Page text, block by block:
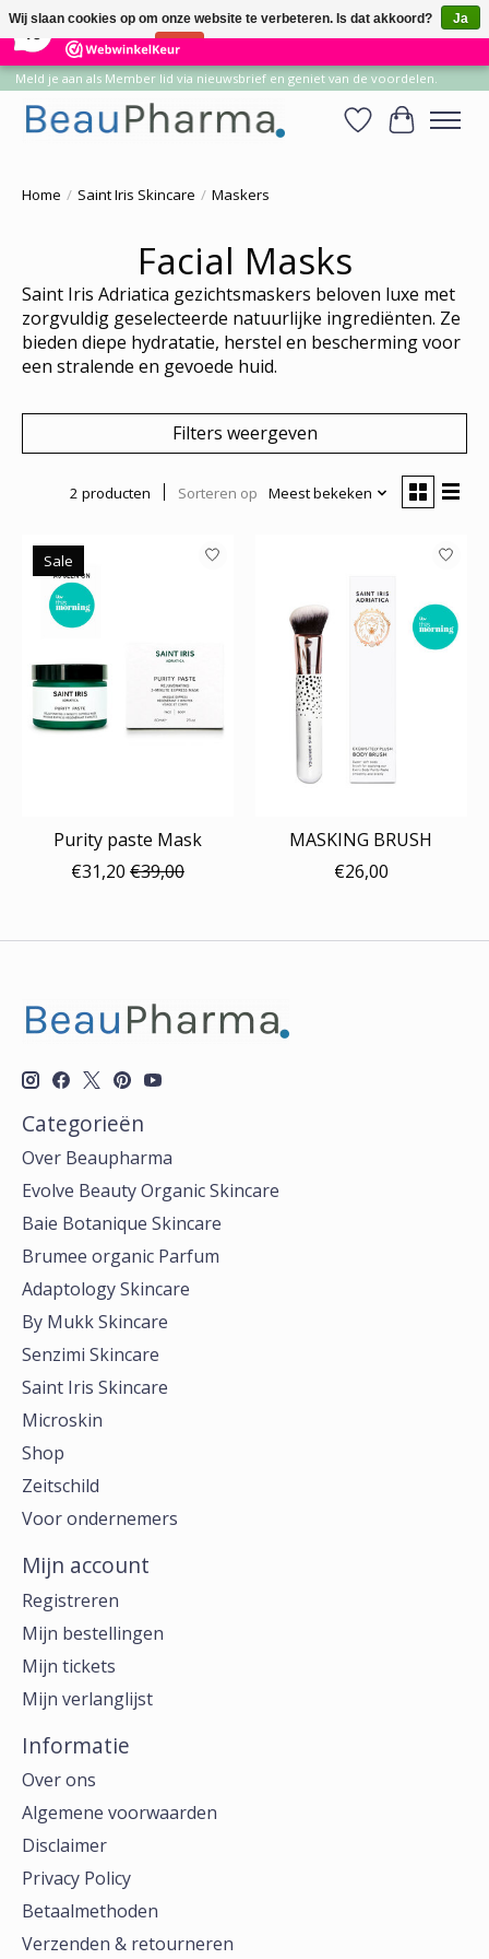
14 Reviews ×
Meld je aan als Member lid via nieuwsbrief en geniet van de voordelen.
Verlanglijst
Home / Saint Iris Skincare / Maskers
Facial Masks
Saint Iris Adriatica gezichtsmaskers beloven luxe met
zorgvuldig geselecteerde natuurlijke ingrediënten. Ze
bieden diepe hydratatie, herstel en bescherming voor
een stralende en gevoede huid.
Filters weergeven
2 producten Sorteren op Meest bekeken
Sale
Purity paste Mask
€31,20 €39,00
MASKING BRUSH
€26,00
Categorieën
Over Beaupharma
Evolve Beauty Organic Skincare
Baie Botanique Skincare
Brumee organic Parfum
Adaptology Skincare
By Mukk Skincare
Senzimi Skincare
Saint Iris Skincare
Microskin
Shop
Zeitschild
Voor ondernemers
Mijn account
Registreren
Mijn bestellingen
Mijn tickets
Mijn verlanglijst
Informatie
Over ons
Algemene voorwaarden
Disclaimer
Privacy Policy
Betaalmethoden
Verzenden & retourneren
Wij slaan cookies op om onze website te verbeteren. Is dat akkoord?
Ja
Nee